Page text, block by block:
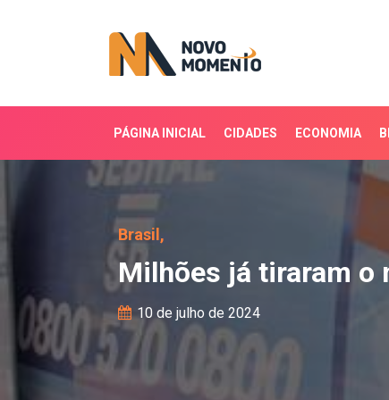
PÁGINA INICIAL CIDADES ECONOMIA
Milhões já tiraram o
Brasil,
Milhões já tiraram o
10 de julho de 2024